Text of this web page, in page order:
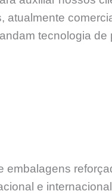
tecnologia
e